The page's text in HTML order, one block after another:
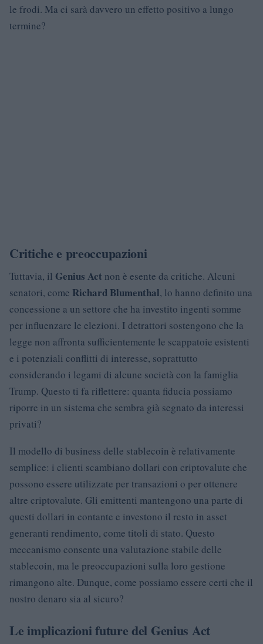
le frodi. Ma ci sarà davvero un effetto positivo a lungo
termine?
Critiche e preoccupazioni
Tuttavia, il Genius Act non è esente da critiche. Alcuni
senatori, come Richard Blumenthal, lo hanno definito una
concessione a un settore che ha investito ingenti somme
per influenzare le elezioni. I detrattori sostengono che la
legge non affronta sufficientemente le scappatoie esistenti
e i potenziali conflitti di interesse, soprattutto
considerando i legami di alcune società con la famiglia
Trump. Questo ti fa riflettere: quanta fiducia possiamo
riporre in un sistema che sembra già segnato da interessi
privati?
Il modello di business delle stablecoin è relativamente
semplice: i clienti scambiano dollari con criptovalute che
possono essere utilizzate per transazioni o per ottenere
altre criptovalute. Gli emittenti mantengono una parte di
questi dollari in contante e investono il resto in asset
generanti rendimento, come titoli di stato. Questo
meccanismo consente una valutazione stabile delle
stablecoin, ma le preoccupazioni sulla loro gestione
rimangono alte. Dunque, come possiamo essere certi che il
nostro denaro sia al sicuro?
Le implicazioni future del Genius Act